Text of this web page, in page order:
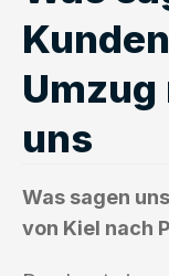
uns
Was sagen
von Kiel nach